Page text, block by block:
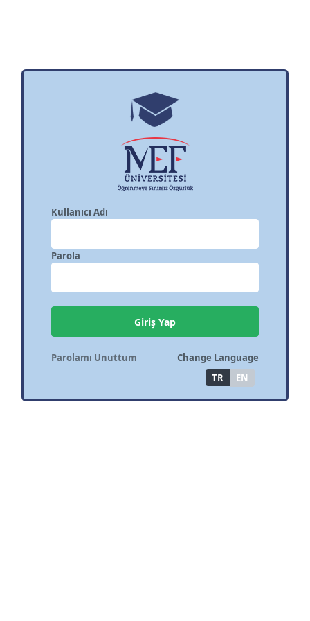
Kullanıcı Adı
Parola
Giriş Yap
Parolamı Unuttum
Change Language
TR
EN